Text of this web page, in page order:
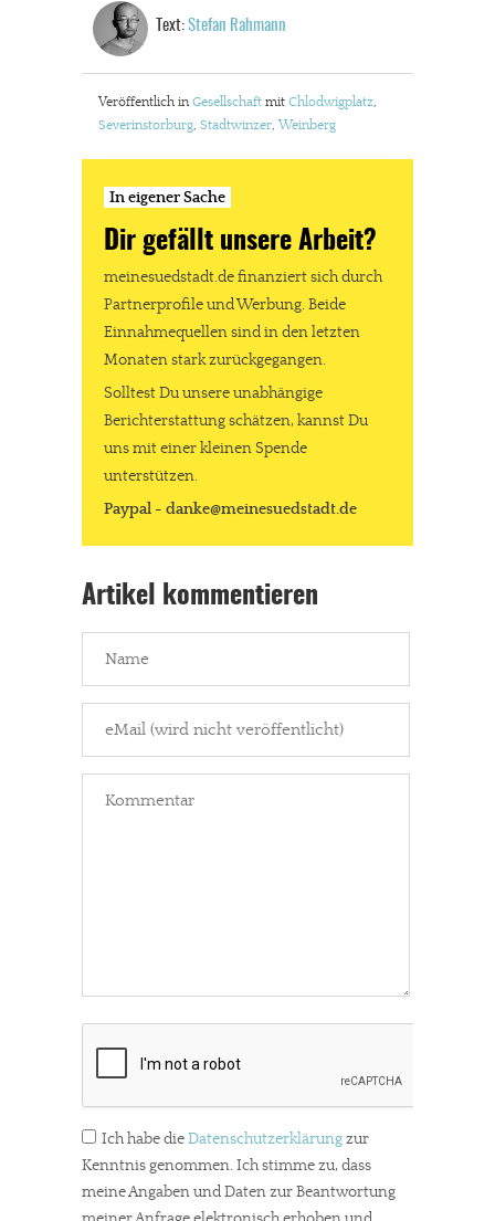
Text: Stefan Rahmann
Veröffentlich in Gesellschaft mit Chlodwigplatz,
Severinstorburg, Stadtwinzer, Weinberg
In eigener Sache
Dir gefällt unsere Arbeit?
meinesuedstadt.de finanziert sich durch
Partnerprofile und Werbung. Beide
Einnahmequellen sind in den letzten
Monaten stark zurückgegangen.
Solltest Du unsere unabhängige
Berichterstattung schätzen, kannst Du
uns mit einer kleinen Spende
unterstützen.
Paypal - danke@meinesuedstadt.de
Artikel kommentieren
Ich habe dieDatenschutzerklärungzur
Kenntnis genommen. Ich stimme zu, dass
meine Angaben und Daten zur Beantwortung